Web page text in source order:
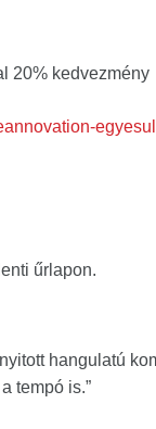
20% kedvezmény
űrlapon.
hangulatú
tempó is.”